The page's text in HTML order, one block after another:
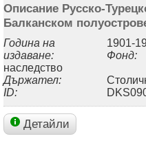
Описание Русско-
Балканском
Година на
издаване:
1901-
Фонд:
наследство
Държател:
ID:
Детайли